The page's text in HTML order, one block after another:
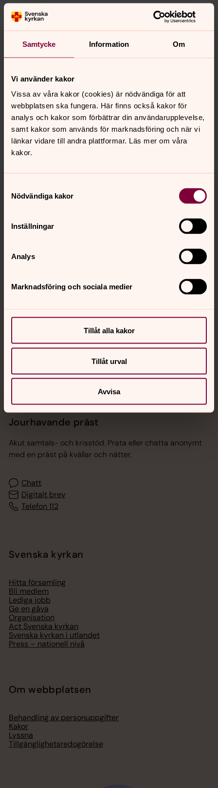
Samtycke Information Om
Vi använder kakor
Vissa av våra kakor (cookies) är nödvändiga för att
webbplatsen ska fungera. Här finns också kakor för
analys och kakor som förbättrar din användarupplevelse,
samt kakor som används för marknadsföring och när vi
länkar vidare till andra plattformar. Läs mer om våra
kakor.
Nödvändiga kakor
Inställningar
Analys
Marknadsföring och sociala medier
Tillåt alla kakor
Tillåt urval
Avvisa
modern diskmaskin samt stor kyl.
Under 2026 finns planer på att bygga om köket för att få
Senast ändrad 16 februari 2026
Synpunkter eller frågor på sidans
innehåll?
almunge.pastorat@svenskakyrkan.se
Dela
Hitta snabbt
Sociala kanaler
Jourhavande präst
Akut samtals- och krisstöd. Prata eller chatta anonymt
med en präst på kvällar och nätter.
Chatt
Digitalt brev
Telefon 112
Svenska kyrkan
Hitta församling
Bli medlem
Lediga jobb
Ge en gåva
Organisation
Act Svenska kyrkan
Svenska kyrkan i utlandet
Press – nationell nivå
Om webbplatsen
Behandling av personuppgifter
Kakor
Lyssna
Tillgänglighetsredogörelse